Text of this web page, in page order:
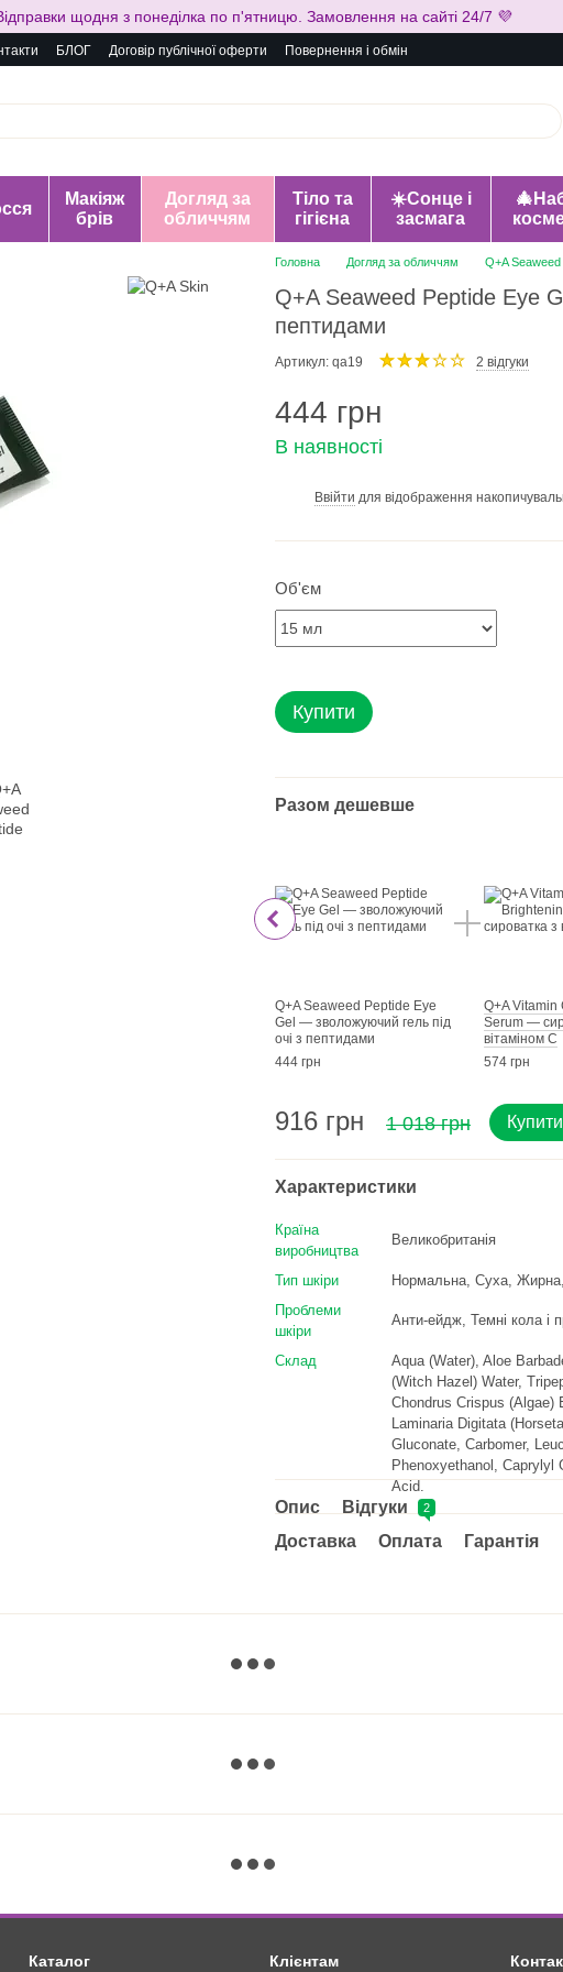
щодня з понеділка по п'ятницю. Замовлення на сайті 24/7 💜
БЛОГ Договір публічної оферти Повернення і обмін
Макіяж
брів
Догляд за
обличчям
Тіло та
гігієна
☀️Сонце і
засмага
Головна Догляд за обличчям Q+A
Q+A Seaweed Peptide Eye
пептидами
Артикул: qa19 2 відгуки
444 грн
В наявності
Ввійти для відображення
Об'єм
Купити
Разом дешевше
Q+A Seaweed Peptide Eye
Gel — зволожуючий гель під
очі з пептидами
444 грн
Q+A Vitamin
Serum —
вітаміном С
574 грн
916 грн 1 018 грн Купити
Характеристики
Країна
виробництва
Великобританія
Тип шкіри
Нормальна, Суха,
Проблеми
шкіри
Анти-ейдж, Темні кола і
Склад
Aqua (Water), Aloe
(Witch Hazel) Water,
Chondrus Crispus (Algae)
Laminaria Digitata
Gluconate, Carbomer,
Phenoxyethanol, Caprylyl
Acid.
Опис Відгуки 2
Доставка Оплата Гарантія
Каталог Клієнтам